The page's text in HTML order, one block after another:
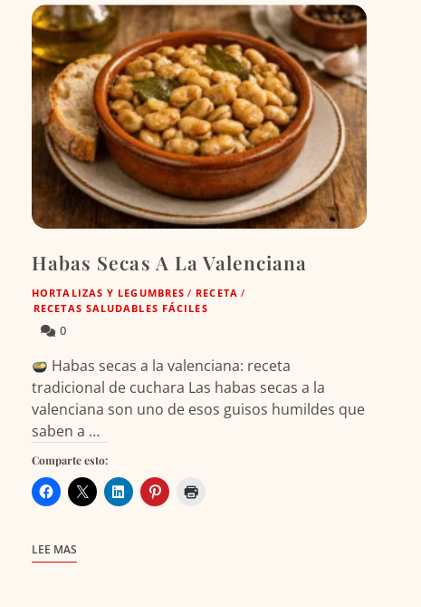
Habas Secas A La Valenciana
HORTALIZAS Y LEGUMBRES / RECETA /
RECETAS SALUDABLES FÁCILES
0
Habas secas a la valenciana: receta
tradicional de cuchara Las habas secas a la
valenciana son uno de esos guisos humildes que
saben a …
Comparte esto:
LEE MAS